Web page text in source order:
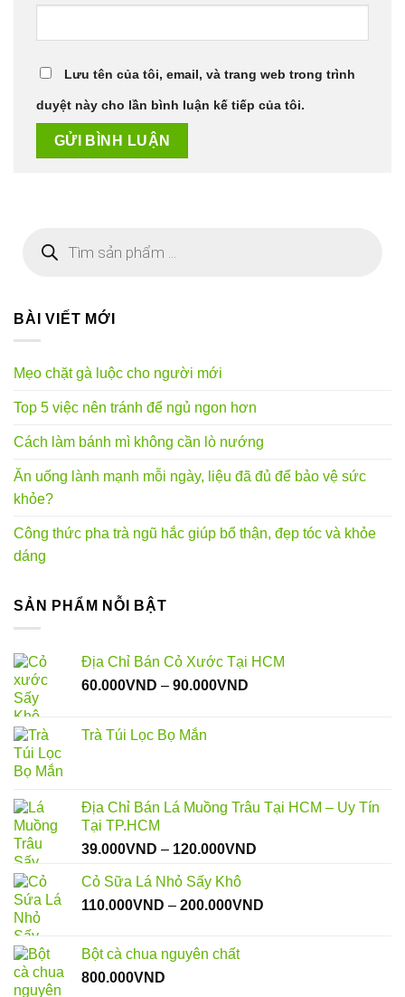
Lưu tên của tôi, email, và trang web trong trình
duyệt này cho lần bình luận kế tiếp của tôi.
kiếm
BÀI VIẾT MỚI
Mẹo chặt gà luộc cho người mới
Top 5 việc nên tránh để ngủ ngon hơn
Cách làm bánh mì không cần lò nướng
Ăn uống lành mạnh mỗi ngày, liệu đã đủ để bảo vệ sức
khỏe?
Công thức pha trà ngũ hắc giúp bổ thận, đẹp tóc và khỏe
dáng
SẢN PHẨM NỖI BẬT
Địa Chỉ Bán Cỏ Xước Tại HCM
60.000VND – 90.000VND
Trà Túi Lọc Bọ Mắn
Địa Chỉ Bán Lá Muồng Trâu Tại HCM – Uy Tín
Tại TP.HCM
39.000VND – 120.000VND
39.000VND
Cỏ Sữa Lá Nhỏ Sấy Khô
110.000VND – 200.000VND
Bột cà chua nguyên chất
800.000VND